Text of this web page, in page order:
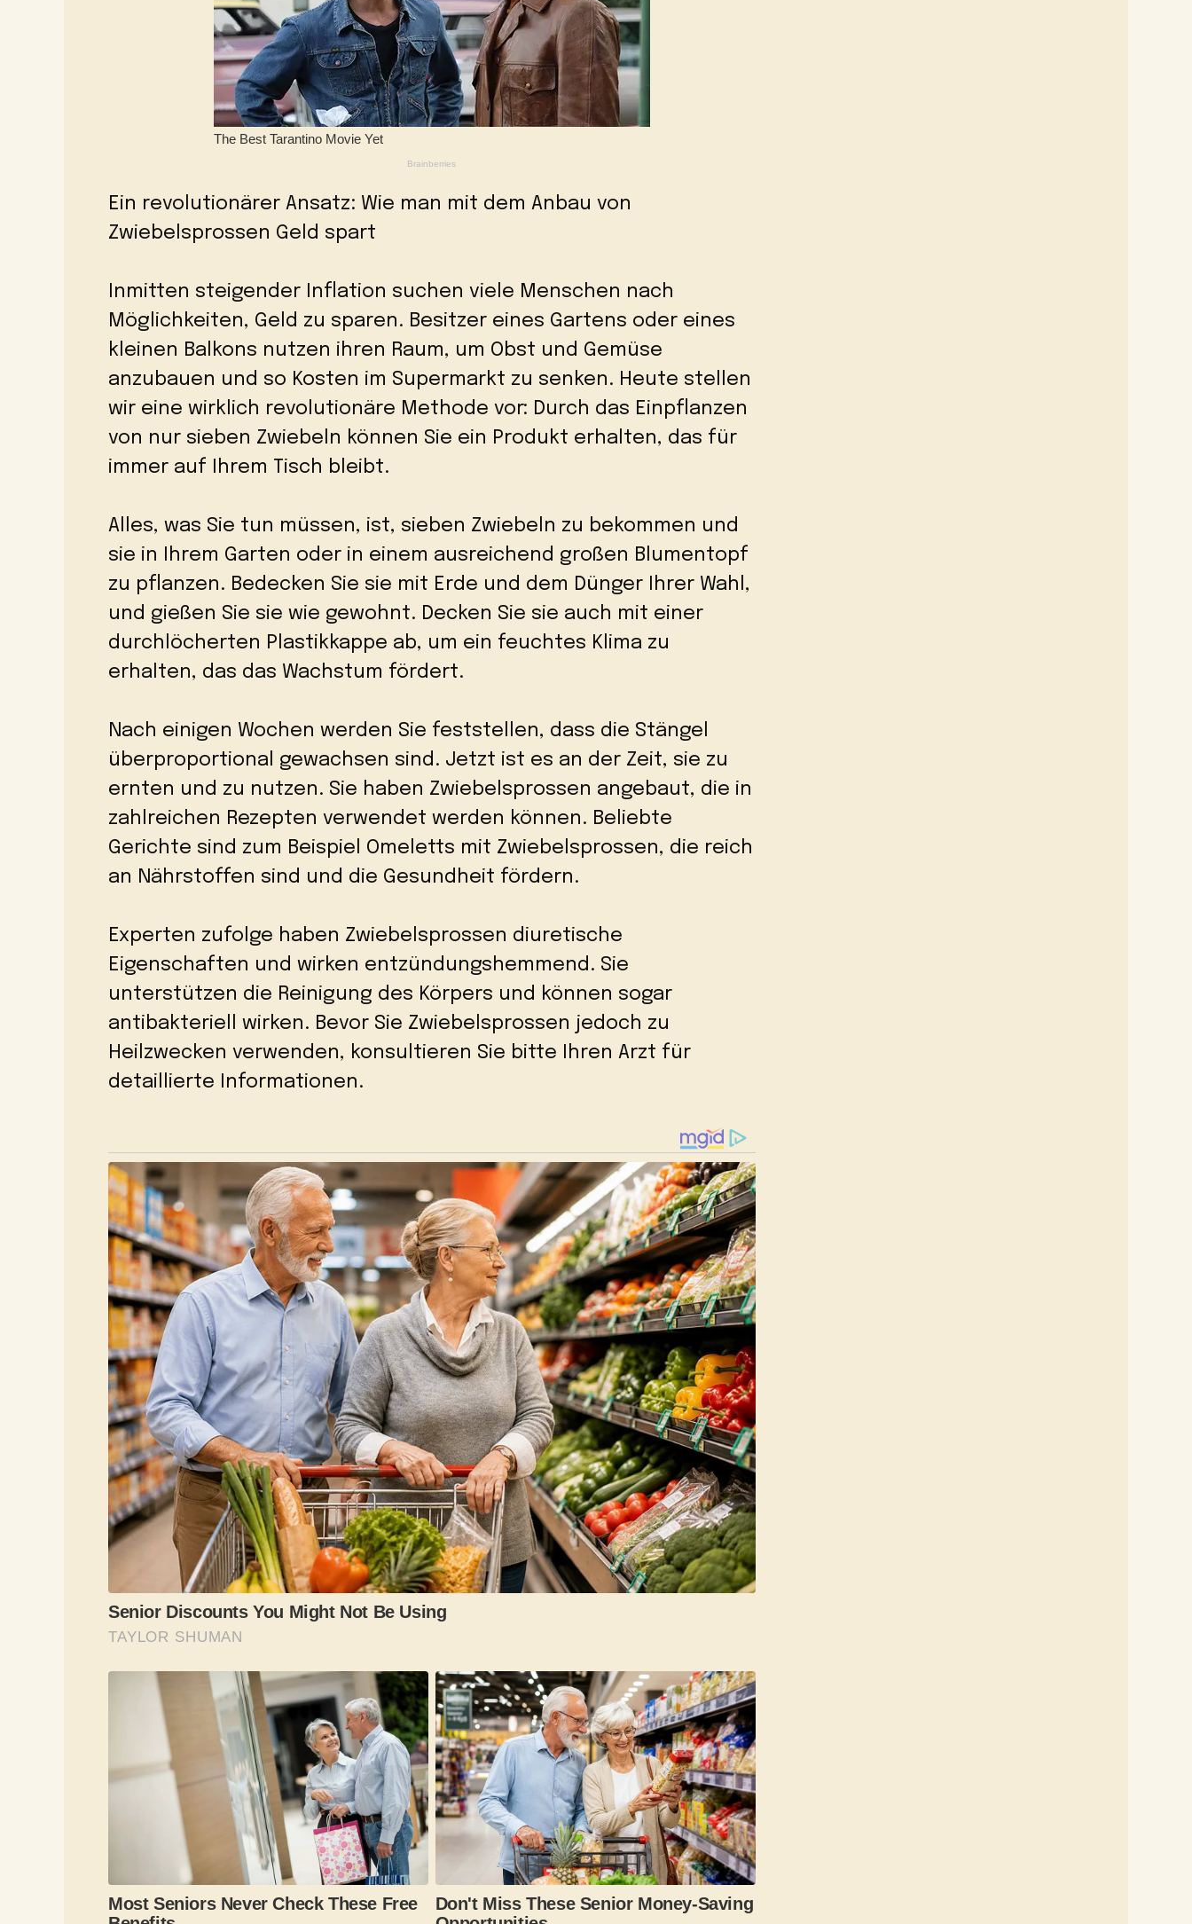
Ein revolutionärer Ansatz: Wie man mit dem Anbau von
Zwiebelsprossen Geld spart
Inmitten steigender Inflation suchen viele Menschen nach
Möglichkeiten, Geld zu sparen. Besitzer eines Gartens oder eines
kleinen Balkons nutzen ihren Raum, um Obst und Gemüse
anzubauen und so Kosten im Supermarkt zu senken. Heute stellen
wir eine wirklich revolutionäre Methode vor: Durch das Einpflanzen
von nur sieben Zwiebeln können Sie ein Produkt erhalten, das für
immer auf Ihrem Tisch bleibt.
Alles, was Sie tun müssen, ist, sieben Zwiebeln zu bekommen und
sie in Ihrem Garten oder in einem ausreichend großen Blumentopf
zu pflanzen. Bedecken Sie sie mit Erde und dem Dünger Ihrer Wahl,
und gießen Sie sie wie gewohnt. Decken Sie sie auch mit einer
durchlöcherten Plastikkappe ab, um ein feuchtes Klima zu
erhalten, das das Wachstum fördert.
Nach einigen Wochen werden Sie feststellen, dass die Stängel
überproportional gewachsen sind. Jetzt ist es an der Zeit, sie zu
ernten und zu nutzen. Sie haben Zwiebelsprossen angebaut, die in
zahlreichen Rezepten verwendet werden können. Beliebte
Gerichte sind zum Beispiel Omeletts mit Zwiebelsprossen, die reich
an Nährstoffen sind und die Gesundheit fördern.
Experten zufolge haben Zwiebelsprossen diuretische
Eigenschaften und wirken entzündungshemmend. Sie
unterstützen die Reinigung des Körpers und können sogar
antibakteriell wirken. Bevor Sie Zwiebelsprossen jedoch zu
Heilzwecken verwenden, konsultieren Sie bitte Ihren Arzt für
detaillierte Informationen.